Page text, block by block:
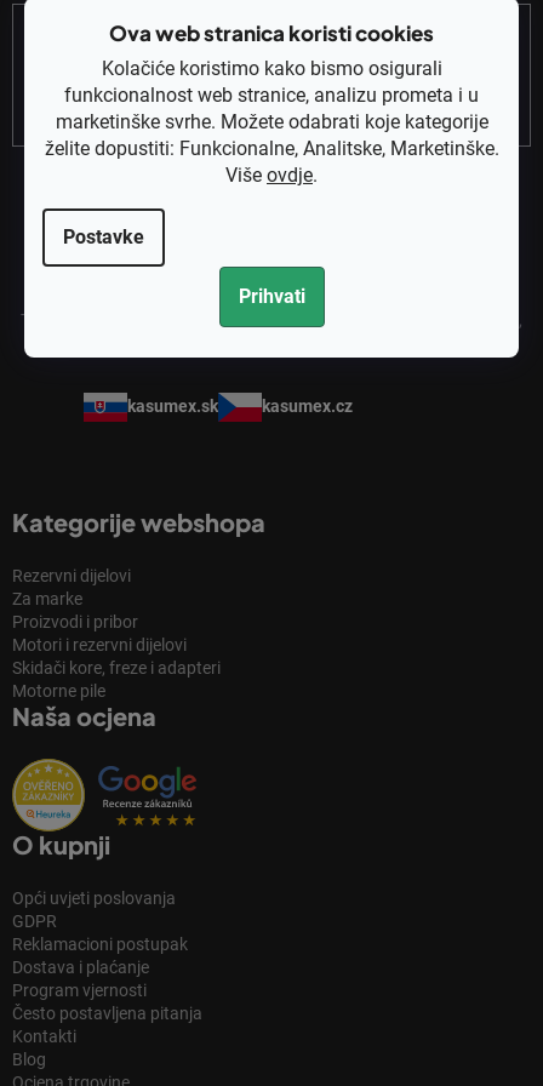
Ova web stranica koristi cookies
Kolačiće koristimo kako bismo osigurali
funkcionalnost web stranice, analizu prometa i u
marketinške svrhe. Možete odabrati koje kategorije
želite dopustiti: Funkcionalne, Analitske, Marketinške.
Više ovdje.
Postavke
Prihvati
Tvrtka Kasumex vaš je pouzdan partner za rezervne dijelove za pile,
kasumex.sk kasumex.cz
Kategorije webshopa
Rezervni dijelovi
Za marke
Proizvodi i pribor
Motori i rezervni dijelovi
Skidači kore, freze i adapteri
Motorne pile
Naša ocjena
O kupnji
Opći uvjeti poslovanja
GDPR
Reklamacioni postupak
Dostava i plaćanje
Program vjernosti
Često postavljena pitanja
Kontakti
Blog
PRETPLATITE SE